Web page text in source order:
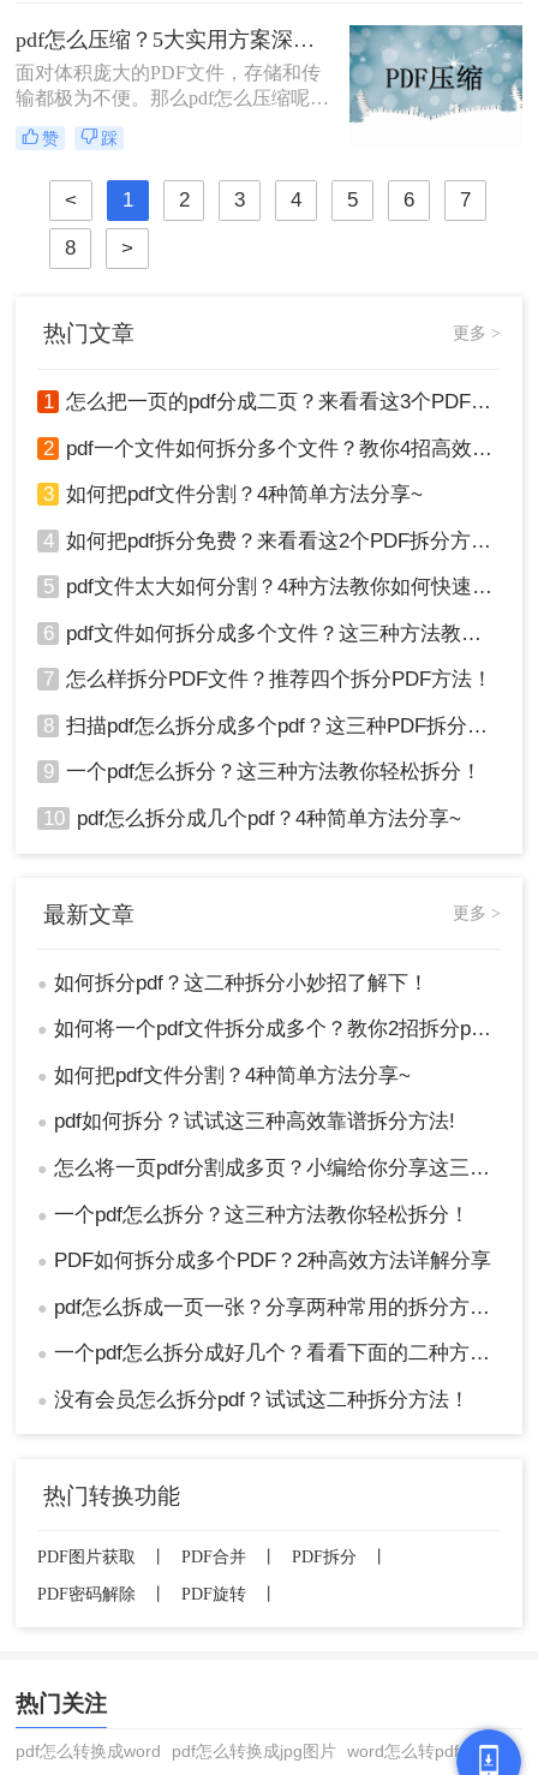
下载耗时、设备存储空间告急。pdf压
缩文件怎么压缩最小，成为许多人迫
切需要的技能。
pdf怎么压缩？5大实用方案深度解析！
面对体积庞大的PDF文件，存储和传
输都极为不便。那么pdf怎么压缩呢？
本文将详解5种主流压缩方案，从原
理到实操，助您轻松掌握PDF瘦身技
赞 踩
< 1 2 3 4 5 6 7
8 >
热门文章 更多 >
1 怎么把一页的pdf分成二页？来看看这3个PDF拆分方法！
2 pdf一个文件如何拆分多个文件？教你4招高效又简单！
3 如何把pdf文件分割？4种简单方法分享~
4 如何把pdf拆分免费？来看看这2个PDF拆分方法！
5 pdf文件太大如何分割？4种方法教你如何快速拆分！
6 pdf文件如何拆分成多个文件？这三种方法教你轻松拆分！
7 怎么样拆分PDF文件？推荐四个拆分PDF方法！
8 扫描pdf怎么拆分成多个pdf？这三种PDF拆分方法轻松搞定！
9 一个pdf怎么拆分？这三种方法教你轻松拆分！
10 pdf怎么拆分成几个pdf？4种简单方法分享~
最新文章 更多 >
● 如何拆分pdf？这二种拆分小妙招了解下！
● 如何将一个pdf文件拆分成多个？教你2招拆分pdf！
● 如何把pdf文件分割？4种简单方法分享~
● pdf如何拆分？试试这三种高效靠谱拆分方法!
● 怎么将一页pdf分割成多页？小编给你分享这三种方法！
● 一个pdf怎么拆分？这三种方法教你轻松拆分！
● PDF如何拆分成多个PDF？2种高效方法详解分享
● pdf怎么拆成一页一张？分享两种常用的拆分方法！
● 一个pdf怎么拆分成好几个？看看下面的二种方法！
● 没有会员怎么拆分pdf？试试这二种拆分方法！
热门转换功能
PDF图片获取 PDF合并 PDF拆分
PDF密码解除
PDF旋转
热门关注
pdf怎么转换成word pdf怎么转换成jpg图片 word怎么转pdf